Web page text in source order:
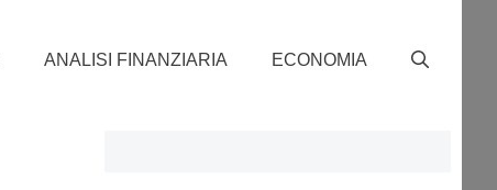
ANALISI FINANZIARIA ECONOMIA